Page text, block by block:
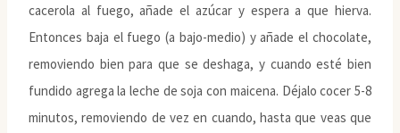
cacerola al fuego, añade el azúcar y espera a que hierva.
Entonces baja el fuego (a bajo-medio) y añade el chocolate,
removiendo bien para que se deshaga, y cuando esté bien
fundido agrega la leche de soja con maicena. Déjalo cocer 5-8
minutos, removiendo de vez en cuando, hasta que veas que